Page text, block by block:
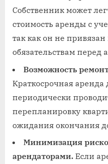
Собственник может
стоимость аренды с
так как он не
обязательствам перед
Возможность
Краткосрочная аренда
периодически
перепланировку
ожидания окончания
Минимизация
арендаторами. Если